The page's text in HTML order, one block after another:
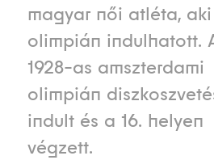
magyar női atléta, aki
olimpián indulhatott.
1928-as amszterdami
olimpián
indult és a 16. helyen
végzett.